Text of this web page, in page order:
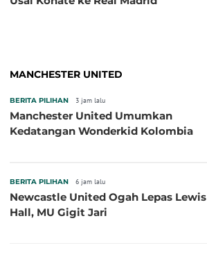
MANCHESTER UNITED
BERITA PILIHAN 3 jam lalu
Manchester United Umumkan
Kedatangan Wonderkid Kolombia
BERITA PILIHAN 6 jam lalu
Newcastle United Ogah Lepas Lewis
Hall, MU Gigit Jari